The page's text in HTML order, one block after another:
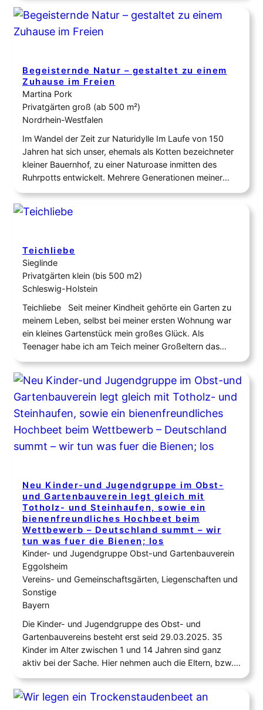
Weiterhin haben wir auf dem Grundstück verteilt kleine
Vogeltränken und drei Wassertümpel (ohne Fische) für
Amphibien, Insekten und Vögel geschaffen. Die
Begeisternde Natur – gestaltet zu einem
Zuhause im Freien
Martina Pork
Privatgärten groß (ab 500 m²)
Nordrhein-Westfalen
Im Wandel der Zeit zur Naturidylle Im Laufe von 150
Jahren hat sich unser, ehemals als Kotten bezeichneter
kleiner Bauernhof, zu einer Naturoase inmitten des
Ruhrpotts entwickelt. Mehrere Generationen meiner
Familie haben ihn, angepasst an ihre jeweiligen
Lebensbedingungen, stetig verändert und geprägt, so
dass noch erhaltene Gebäude, Gemäuer und
Teichliebe
Sieglinde
Privatgärten klein (bis 500 m2)
Schleswig-Holstein
Teichliebe Seit meiner Kindheit gehörte ein Garten zu
meinem Leben, selbst bei meiner ersten Wohnung war
ein kleines Gartenstück mein großes Glück. Als
Teenager habe ich am Teich meiner Großeltern das
Schlüpfen einer Libelle beobachten können. Es hat mich
damals so sehr beeindruckt, dass für mich feststand,
irgendwann einmal selber einen Teich besitzen zu
wollen.…
Neu Kinder-und Jugendgruppe im Obst-
und Gartenbauverein legt gleich mit
Totholz- und Steinhaufen, sowie ein
bienenfreundliches Hochbeet beim
Wettbewerb – Deutschland summt – wir
tun was fuer die Bienen; los
Kinder- und Jugendgruppe Obst-und Gartenbauverein
Eggolsheim
Vereins- und Gemeinschaftsgärten, Liegenschaften und
Sonstige
Bayern
Die Kinder- und Jugendgruppe des Obst- und
Gartenbauvereins besteht erst seid 29.03.2025. 35
Kinder im Alter zwischen 1 und 14 Jahren sind ganz
aktiv bei der Sache. Hier nehmen auch die Eltern, bzw.
Großeltern der kleineren Kinder teil. Beim zweiten
Treffen haben wir uns gleich vorgenommen was für die
Bienen und Insekten zu tun. Beim…